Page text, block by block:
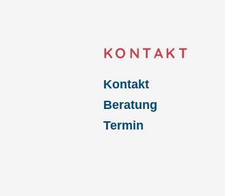
KONTAKT
Kontakt
Beratung
Termin